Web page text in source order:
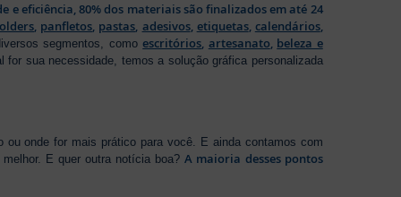
e eficiência, 80% dos materiais são finalizados em até 24
, panfletos, pastas, adesivos, etiquetas, calendários,
segmentos, comoescritórios, artesanato, beleza e
for sua necessidade, temos a solução gráfica personalizada
ou onde for mais prático para você. E ainda contamos com
E quer outra notícia boa?A maioria desses pontos